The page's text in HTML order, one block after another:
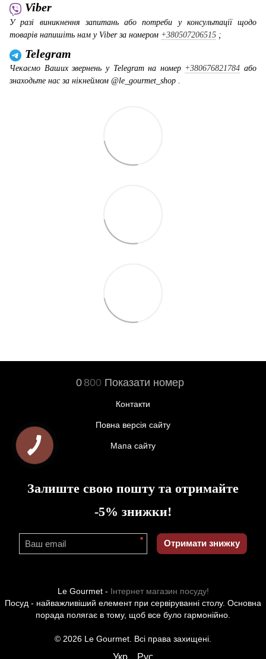
Viber
У разі виникнення запитань або потреби у консультації щодо
товарів напишіть нам у Viber за номером +380507206515 ;
Telegram
Чекаємо Ваших звернень у Telegram на номер +380676821784 або
знаходьте нас за нікнеймом @le_gourmet_shop .
0 800 Показати номер
Контакти
Повна версія сайту
Мапа сайту
Залиште свою пошту та отримайте
-5% знижки!
* Отримати знижку
Le Gourmet - Інтернет магазин посуду!
Посуд - найважливіший елемент при сервіруванні столу. Основна
порада полягає в тому, щоб все було гармонійно.
© 2026 Le Gourmet. Всі права захищені.
Укр Рус